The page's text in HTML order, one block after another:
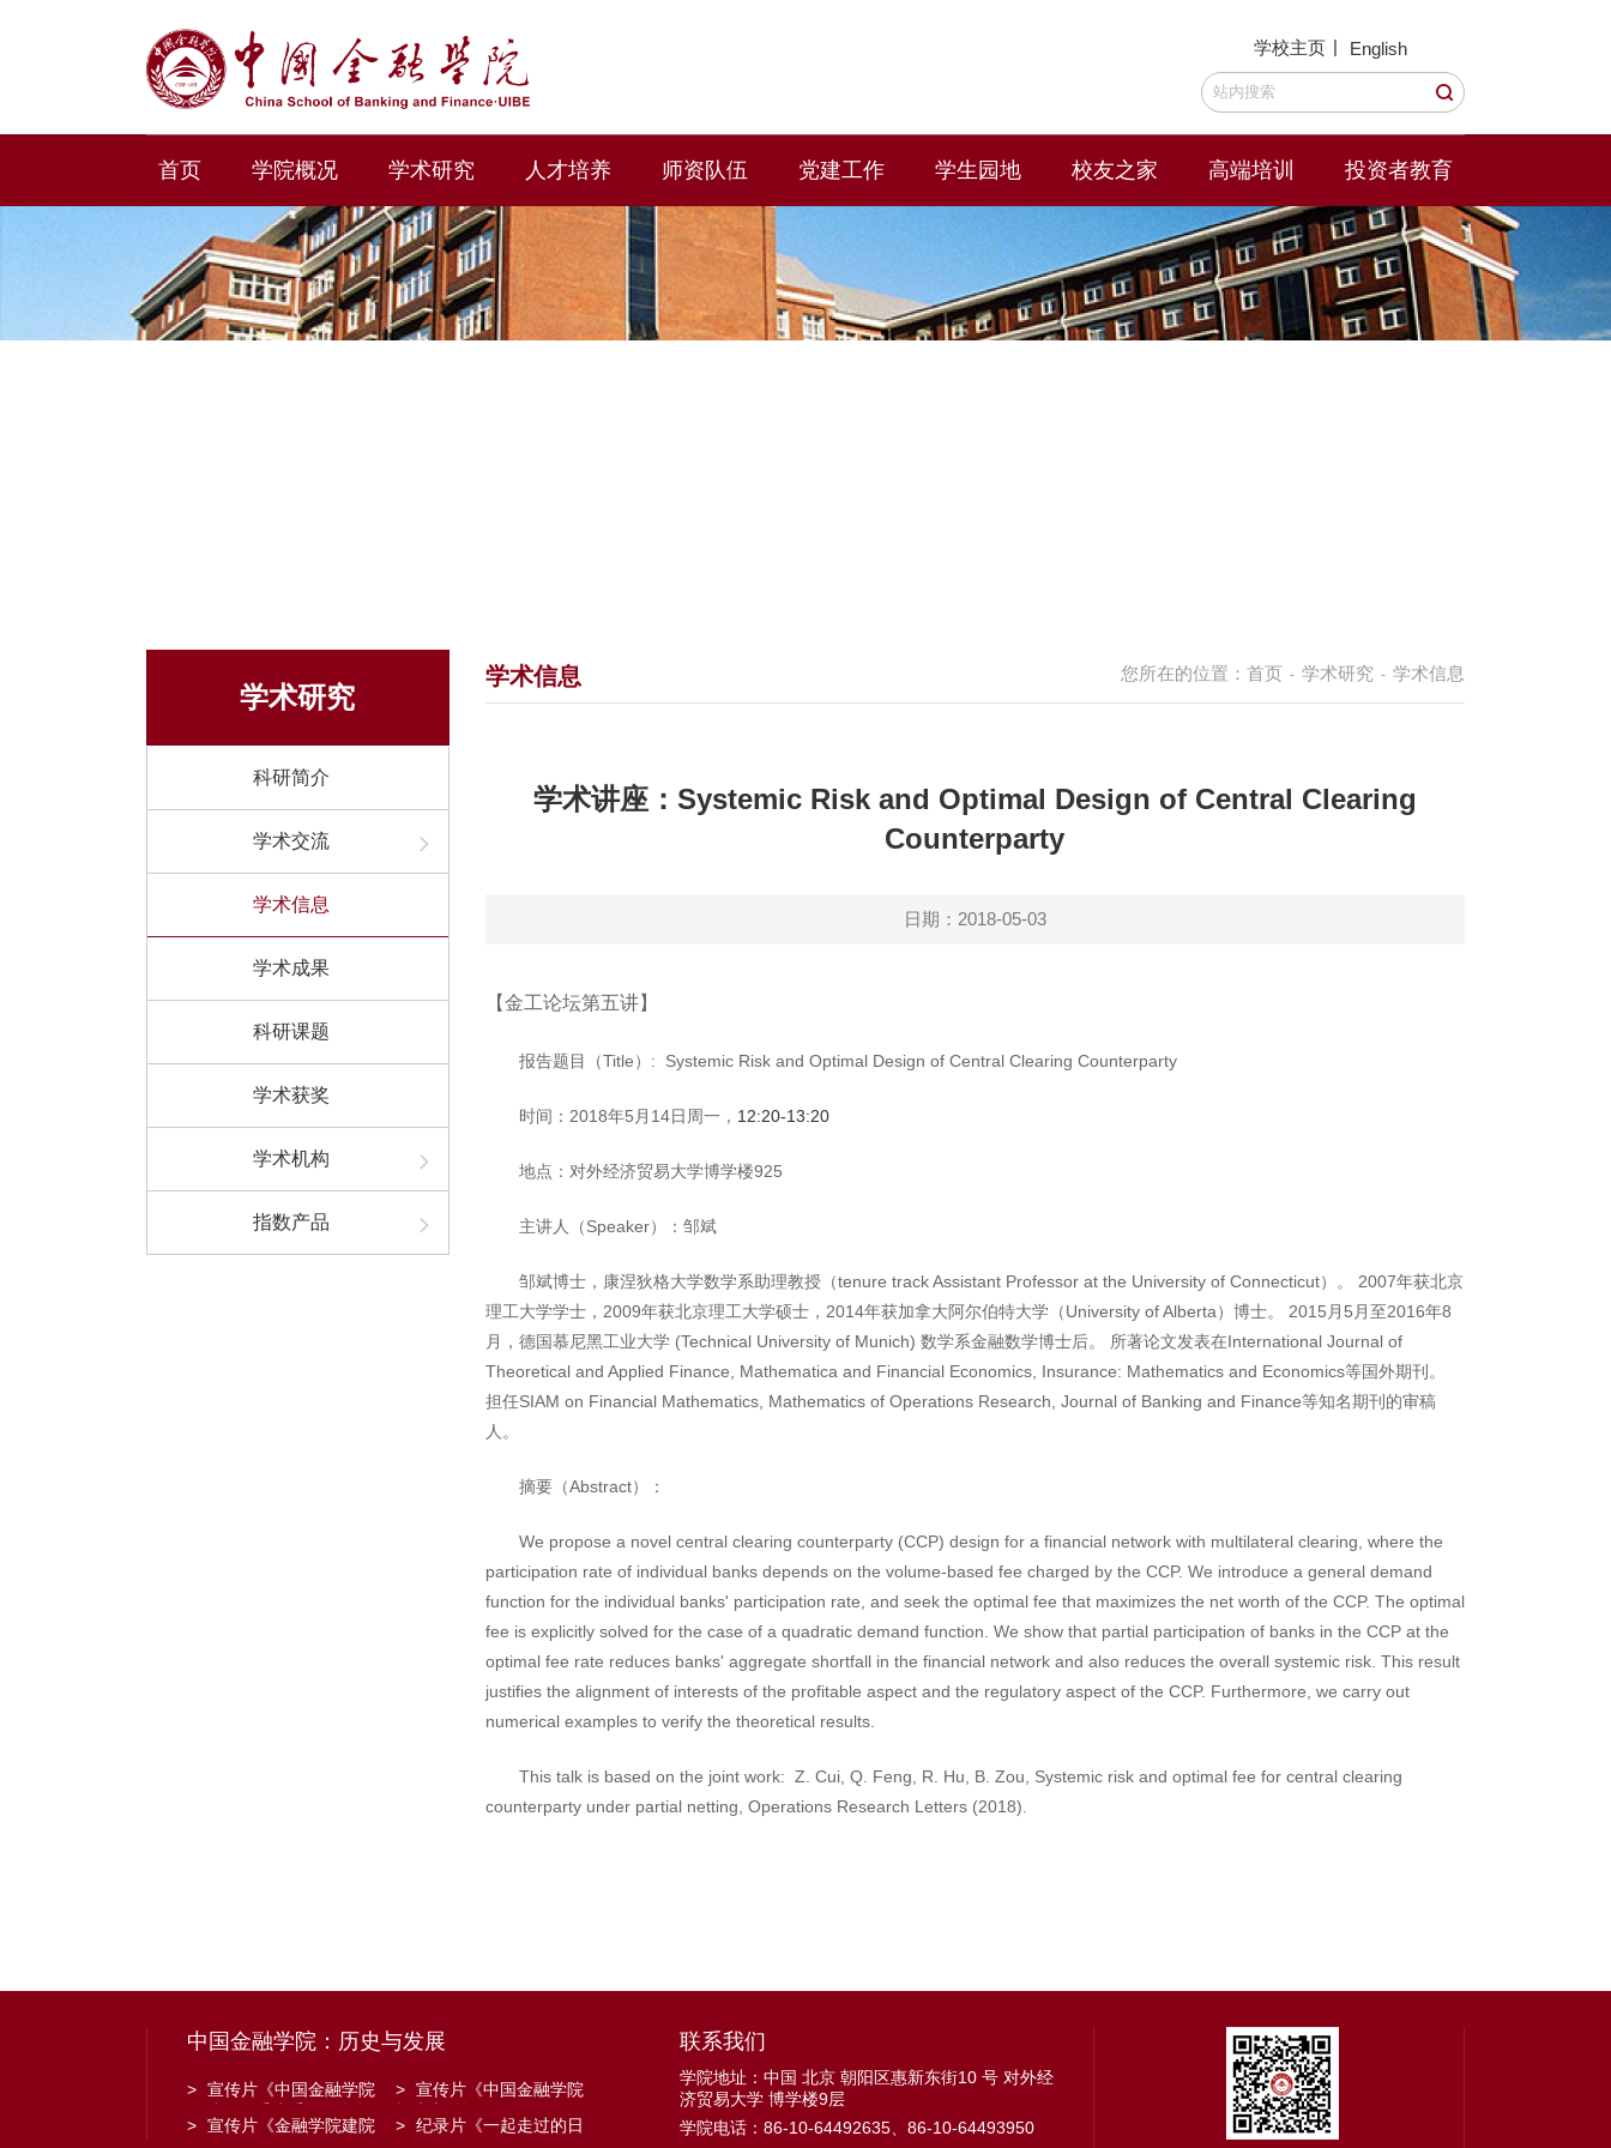
学校主页 | English
首页 学院概况 学术研究 人才培养 师资队伍 党建工作 学生园地 校友之家 高端培训 投资者教育
学术研究
科研简介
学术交流
学术信息
学术成果
科研课题
学术获奖
学术机构
指数产品
您所在的位置： 首页 - 学术研究 - 学术信息
学术信息
学术讲座：Systemic Risk and Optimal Design of Central Clearing
Counterparty
日期：2018-05-03
【金工论坛第五讲】
报告题目（Title）: Systemic Risk and Optimal Design of Central Clearing Counterparty
时间：2018年5月14日周一， 12:20-13:20
地点：对外经济贸易大学博学楼925
主讲人（Speaker）：邹斌
邹斌博士，康涅狄格大学数学系助理教授（tenure track Assistant Professor at the University of Connecticut）。 2007年获北京
理工大学学士，2009年获北京理工大学硕士，2014年获加拿大阿尔伯特大学（University of Alberta）博士。 2015月5月至2016年8
月，德国慕尼黑工业大学 (Technical University of Munich) 数学系金融数学博士后。 所著论文发表在International Journal of
Theoretical and Applied Finance, Mathematica and Financial Economics, Insurance: Mathematics and Economics等国外期刊。
担任SIAM on Financial Mathematics, Mathematics of Operations Research, Journal of Banking and Finance等知名期刊的审稿
人。
摘要（Abstract）：
We propose a novel central clearing counterparty (CCP) design for a financial network with multilateral clearing, where the
participation rate of individual banks depends on the volume-based fee charged by the CCP. We introduce a general demand
function for the individual banks' participation rate, and seek the optimal fee that maximizes the net worth of the CCP. The optimal
fee is explicitly solved for the case of a quadratic demand function. We show that partial participation of banks in the CCP at the
optimal fee rate reduces banks' aggregate shortfall in the financial network and also reduces the overall systemic risk. This result
justifies the alignment of interests of the profitable aspect and the regulatory aspect of the CCP. Furthermore, we carry out
numerical examples to verify the theoretical results.
This talk is based on the joint work: Z. Cui, Q. Feng, R. Hu, B. Zou, Systemic risk and optimal fee for central clearing
counterparty under partial netting, Operations Research Letters (2018).
中国金融学院：历史与发展
> 宣传片《中国金融学院
> 宣传片《中国金融学院
> 宣传片《金融学院建院
> 纪录片《一起走过的日
联系我们
学院地址：中国 北京 朝阳区惠新东街10 号 对外经
济贸易大学 博学楼9层
学院电话：86-10-64492635、86-10-64493950